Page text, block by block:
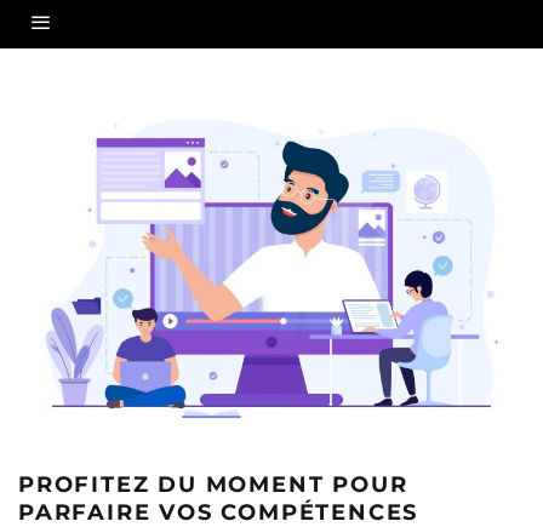
PROFITEZ DU MOMENT POUR
PARFAIRE VOS COMPÉTENCES